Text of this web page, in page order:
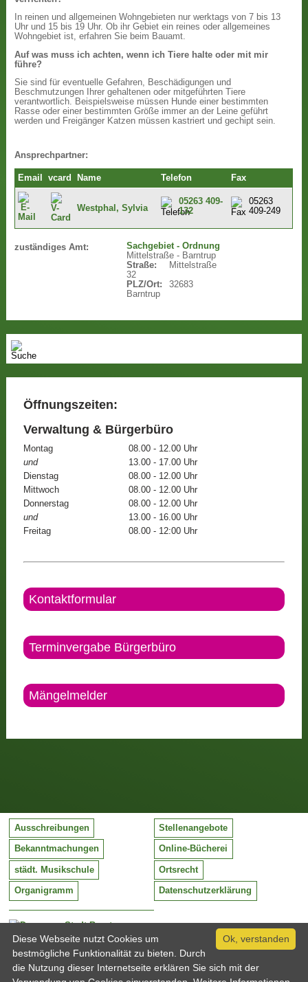
In reinen und allgemeinen Wohngebieten nur werktags von 7 bis 13
Uhr und 15 bis 19 Uhr. Ob ihr Gebiet ein reines oder allgemeines
Wohngebiet ist, erfahren Sie beim Bauamt.
Auf was muss ich achten, wenn ich Tiere halte oder mit mir
führe?
Sie sind für eventuelle Gefahren, Beschädigungen und
Beschmutzungen Ihrer gehaltenen oder mitgeführten Tiere
verantwortlich. Beispielsweise müssen Hunde einer bestimmten
Rasse oder einer bestimmten Größe immer an der Leine geführt
werden und Freigänger Katzen müssen kastriert und gechipt sein.
Ansprechpartner:
Email vcard Name Telefon Fax
Westphal, Sylvia
05263 409-
132
05263
409-249
zuständiges Amt:
Sachgebiet - Ordnung
Mittelstraße - Barntrup
Straße:
Mittelstraße
32
PLZ/Ort:
32683
Barntrup
Öffnungszeiten:
Verwaltung & Bürgerbüro
Montag
08.00 - 12.00 Uhr
und
13.00 - 17.00 Uhr
Dienstag
08.00 - 12.00 Uhr
Mittwoch
08.00 - 12.00 Uhr
Donnerstag
08.00 - 12.00 Uhr
und
13.00 - 16.00 Uhr
Freitag
08.00 - 12:00 Uhr
Kontaktformular
Terminvergabe Bürgerbüro
Mängelmelder
Stadt Barntrup
Mittelstraße 38
32683 Barntrup
Tel:
05263 / 409-0
Ausschreibungen Stellenangebote
Bekanntmachungen Online-Bücherei
städt. Musikschule Ortsrecht
Organigramm Datenschutzerklärung
Ok, verstanden
Diese Webseite nutzt Cookies um
bestmögliche Funktionalität zu bieten. Durch
die Nutzung dieser Internetseite erklären Sie sich mit der